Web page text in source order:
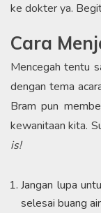
ke dokter ya.
Cara
Mencegah tentu
dengan tema
Bram pun
kewanitaan kita.
is!
Jangan lupa
selesai buang